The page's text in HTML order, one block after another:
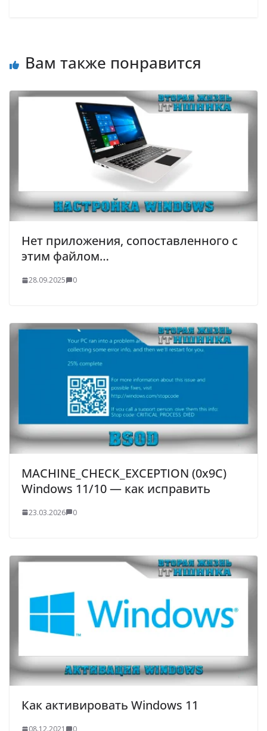
Вам также понравится
Нет приложения, сопоставленного с
этим файлом…
28.09.2025 0
MACHINE_CHECK_EXCEPTION (0x9C)
Windows 11/10 — как исправить
23.03.2026 0
Как активировать Windows 11